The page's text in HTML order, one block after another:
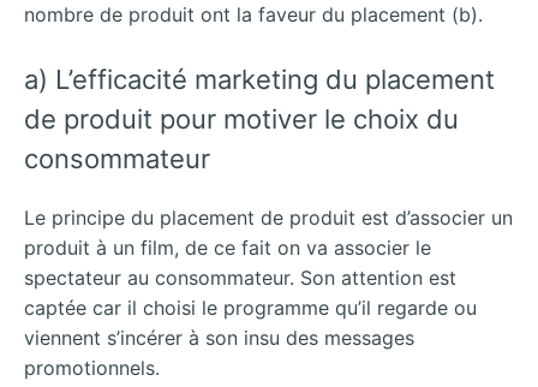
nombre de produit ont la faveur du placement (b).
a) L’efficacité marketing du placement
de produit pour motiver le choix du
consommateur
Le principe du placement de produit est d’associer un
produit à un film, de ce fait on va associer le
spectateur au consommateur. Son attention est
captée car il choisi le programme qu’il regarde ou
viennent s’incérer à son insu des messages
promotionnels.